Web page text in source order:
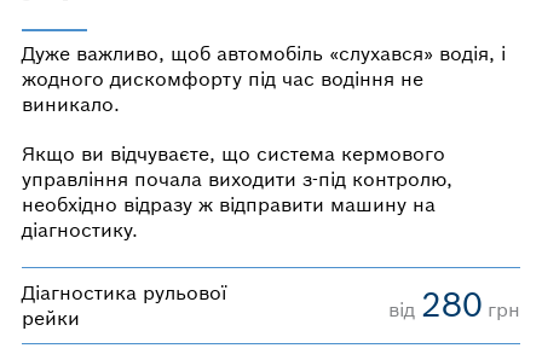
Дуже важливо, щоб автомобіль «слухався» водія, і
жодного дискомфорту під час водіння не
виникало.
Якщо ви відчуваєте, що система кермового
управління почала виходити з-під контролю,
необхідно відразу ж відправити машину на
діагностику.
Діагностика рульової
рейки
від 280 грн